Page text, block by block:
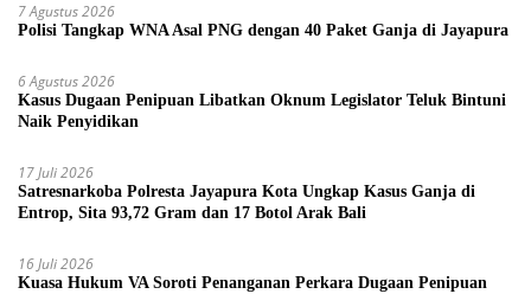
7 Agustus 2026
Polisi Tangkap WNA Asal PNG dengan 40 Paket Ganja di Jayapura
6 Agustus 2026
Kasus Dugaan Penipuan Libatkan Oknum Legislator Teluk Bintuni
Naik Penyidikan
17 Juli 2026
Satresnarkoba Polresta Jayapura Kota Ungkap Kasus Ganja di
Entrop, Sita 93,72 Gram dan 17 Botol Arak Bali
16 Juli 2026
Kuasa Hukum VA Soroti Penanganan Perkara Dugaan Penipuan